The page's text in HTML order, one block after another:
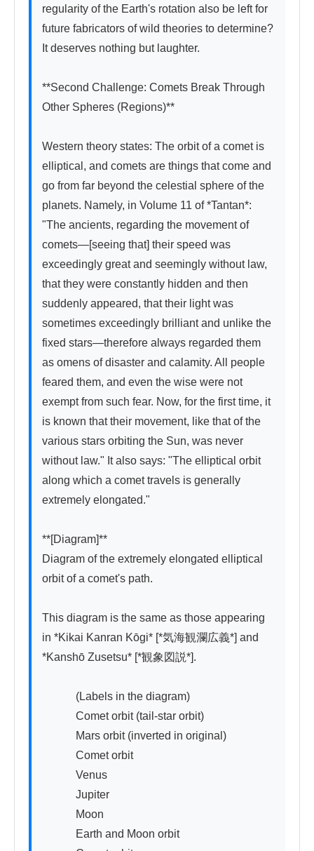
regularity of the Earth's rotation also be left for
future fabricators of wild theories to determine?
It deserves nothing but laughter.
**Second Challenge: Comets Break Through
Other Spheres (Regions)**
Western theory states: The orbit of a comet is
elliptical, and comets are things that come and
go from far beyond the celestial sphere of the
planets. Namely, in Volume 11 of *Tantan*:
"The ancients, regarding the movement of
comets—[seeing that] their speed was
exceedingly great and seemingly without law,
that they were constantly hidden and then
suddenly appeared, that their light was
sometimes exceedingly brilliant and unlike the
fixed stars—therefore always regarded them
as omens of disaster and calamity. All people
feared them, and even the wise were not
exempt from such fear. Now, for the first time, it
is known that their movement, like that of the
various stars orbiting the Sun, was never
without law." It also says: "The elliptical orbit
along which a comet travels is generally
extremely elongated."
**[Diagram]**
Diagram of the extremely elongated elliptical
orbit of a comet's path.
This diagram is the same as those appearing
in *Kikai Kanran Kōgi* [*気海観瀾広義*] and
*Kanshō Zusetsu* [*観象図説*].
(Labels in the diagram)
Comet orbit (tail-star orbit)
Mars orbit (inverted in original)
Comet orbit
Venus
Jupiter
Moon
Earth and Moon orbit